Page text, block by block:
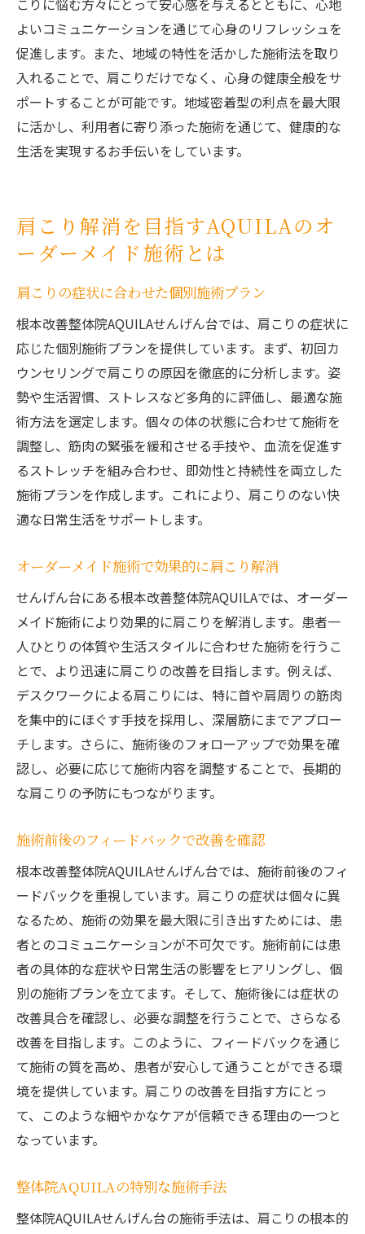
こりに悩む方々にとって安心感を与えるとともに、心地
よいコミュニケーションを通じて心身のリフレッシュを
促進します。また、地域の特性を活かした施術法を取り
入れることで、肩こりだけでなく、心身の健康全般をサ
ポートすることが可能です。地域密着型の利点を最大限
に活かし、利用者に寄り添った施術を通じて、健康的な
生活を実現するお手伝いをしています。
肩こり解消を目指すAQUILAのオ
ーダーメイド施術とは
肩こりの症状に合わせた個別施術プラン
根本改善整体院AQUILAせんげん台では、肩こりの症状に
応じた個別施術プランを提供しています。まず、初回カ
ウンセリングで肩こりの原因を徹底的に分析します。姿
勢や生活習慣、ストレスなど多角的に評価し、最適な施
術方法を選定します。個々の体の状態に合わせて施術を
調整し、筋肉の緊張を緩和させる手技や、血流を促進す
るストレッチを組み合わせ、即効性と持続性を両立した
施術プランを作成します。これにより、肩こりのない快
適な日常生活をサポートします。
オーダーメイド施術で効果的に肩こり解消
せんげん台にある根本改善整体院AQUILAでは、オーダー
メイド施術により効果的に肩こりを解消します。患者一
人ひとりの体質や生活スタイルに合わせた施術を行うこ
とで、より迅速に肩こりの改善を目指します。例えば、
デスクワークによる肩こりには、特に首や肩周りの筋肉
を集中的にほぐす手技を採用し、深層筋にまでアプロー
チします。さらに、施術後のフォローアップで効果を確
認し、必要に応じて施術内容を調整することで、長期的
な肩こりの予防にもつながります。
施術前後のフィードバックで改善を確認
根本改善整体院AQUILAせんげん台では、施術前後のフィ
ードバックを重視しています。肩こりの症状は個々に異
なるため、施術の効果を最大限に引き出すためには、患
者とのコミュニケーションが不可欠です。施術前には患
者の具体的な症状や日常生活の影響をヒアリングし、個
別の施術プランを立てます。そして、施術後には症状の
改善具合を確認し、必要な調整を行うことで、さらなる
改善を目指します。このように、フィードバックを通じ
て施術の質を高め、患者が安心して通うことができる環
境を提供しています。肩こりの改善を目指す方にとっ
て、このような細やかなケアが信頼できる理由の一つと
なっています。
整体院AQUILAの特別な施術手法
整体院AQUILAせんげん台の施術手法は、肩こりの根本的